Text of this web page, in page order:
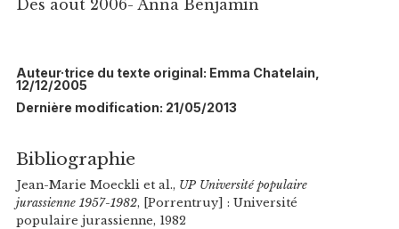
Dès août 2006- Anna Benjamin
Auteur·trice du texte original: Emma Chatelain,
12/12/2005
Dernière modification: 21/05/2013
Bibliographie
Jean-Marie Moeckli et al., UP Université populaire
jurassienne 1957-1982, [Porrentruy] : Université
populaire jurassienne, 1982